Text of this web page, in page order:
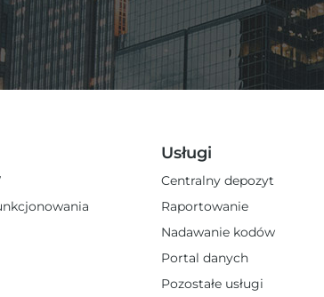
Usługi
Centralny depozyt
Raportowanie
Nadawanie kodów
Portal danych
Pozostałe usługi